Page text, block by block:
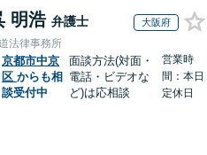
明浩 弁護士 大阪府
法律事務所
京都市中京
区 からも相
談受付中
面談方法(対面・
電話・ビデオな
ど)は応相談
営業時
間：本日
定休日